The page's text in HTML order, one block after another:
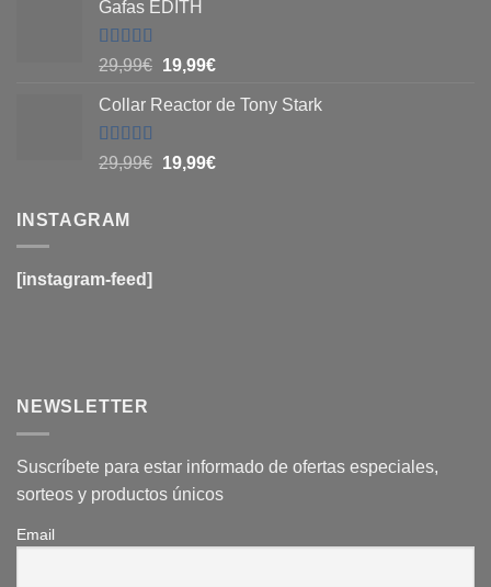
original
99,99€.59,99€.
Gafas EDITH
Valorado
con
5
29,99€ El
original
29,99€.
19,99€El
actual
19,99€.
Collar Reactor de Tony Stark
Valorado
con
29,99€ El
19,99€El
INSTAGRAM
[instagram-feed]
NEWSLETTER
Suscríbete para estar informado de ofertas especiales,
sorteos y productos únicos
Email